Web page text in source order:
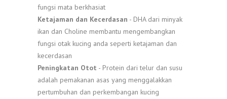
fungsi mata berkhasiat
Ketajaman dan Kecerdasan - DHA dari minyak
ikan dan Choline membantu mengembangkan
fungsi otak kucing anda seperti ketajaman dan
kecerdasan
Peningkatan Otot - Protein dari telur dan susu
adalah pemakanan asas yang menggalakkan
pertumbuhan dan perkembangan kucing